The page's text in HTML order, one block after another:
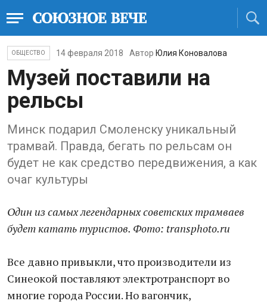
ОБЩЕСТВО 14 февраля 2018 Автор Юлия Коновалова
Музей поставили на
рельсы
Минск подарил Смоленску уникальный
трамвай. Правда, бегать по рельсам он
будет не как средство передвижения, а как
очаг культуры
Один из самых легендарных советских трамваев
будет катать туристов. Фото: transphoto.ru
Все давно привыкли, что производители из
Синеокой поставляют электротранспорт во
многие города России. Но вагончик,